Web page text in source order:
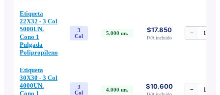
Etiqueta
22X32 - 3 Col
5000UN.
Cono 1
Pulgada
Polipropileno
3
Col
5.000 un. $17.850
IVA incluido
− 1
Etiqueta
30X30 - 3 Col
4000UN.
Cono 1
3
Col
4.000 un. $10.600 − 1